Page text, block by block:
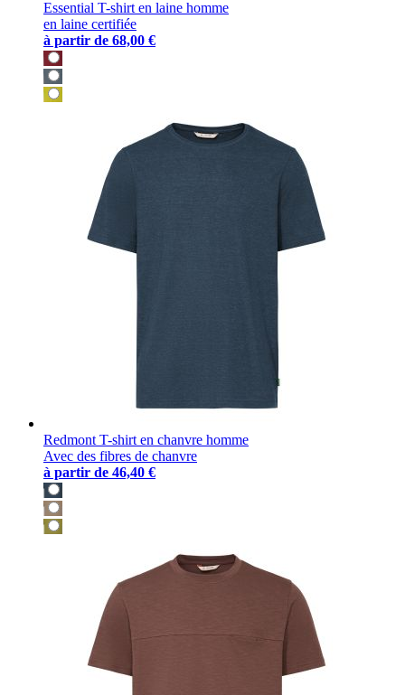
Essential T-shirt en laine homme
en laine certifiée
à partir de 68,00 €
Redmont T-shirt en chanvre homme
Avec des fibres de chanvre
à partir de 46,40 €